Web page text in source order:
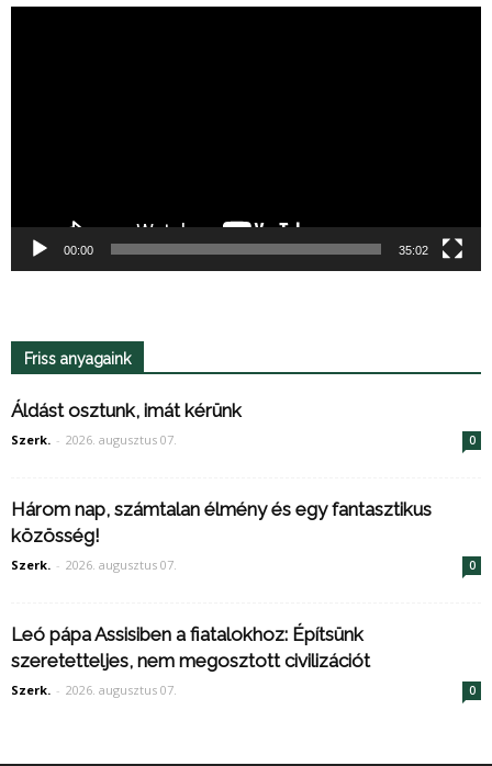
00:00 35:02
Friss anyagaink
Áldást osztunk, imát kérünk
Szerk. - 2026. augusztus 07. 0
Három nap, számtalan élmény és egy fantasztikus
közösség!
Szerk. - 2026. augusztus 07. 0
Leó pápa Assisiben a fiatalokhoz: Építsünk
szeretetteljes, nem megosztott civilizációt
Szerk. - 2026. augusztus 07. 0